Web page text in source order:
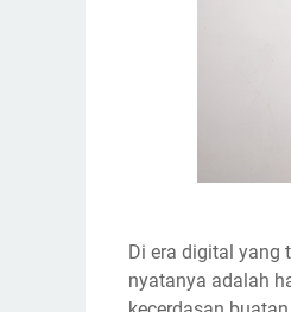
Di era digital yang
nyatanya adalah